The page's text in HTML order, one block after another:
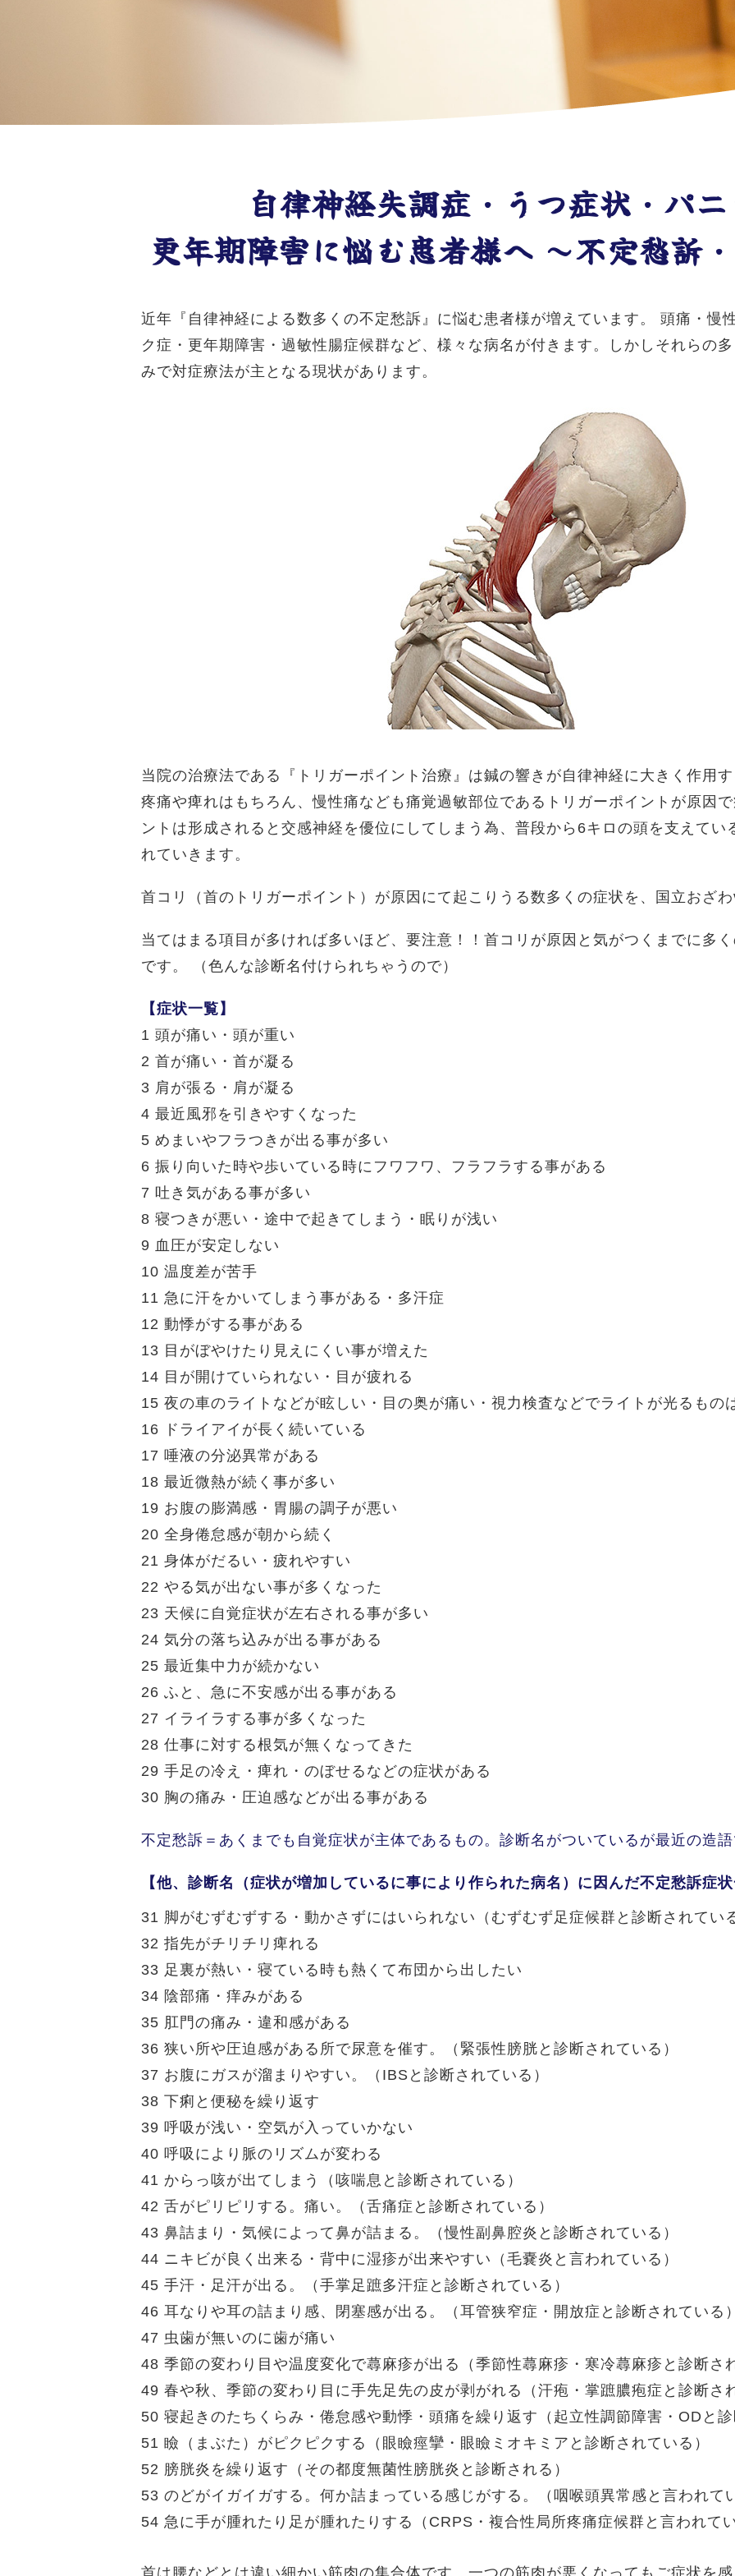
自律神経失調症・うつ症状・パニ
更年期障害に悩む患者様へ ～不定愁訴
近年『自律神経による数多くの不定愁訴』に悩む患者様が増えています。 頭痛・慢
ク症・更年期障害・過敏性腸症候群など、様々な病名が付きます。しかしそれらの
みで対症療法が主となる現状があります。
当院の治療法である『トリガーポイント治療』は鍼の響きが自律神経に大きく作用
疼痛や痺れはもちろん、慢性痛なども痛覚過敏部位であるトリガーポイントが原因
ントは形成されると交感神経を優位にしてしまう為、普段から6キロの頭を支えてい
れていきます。
首コリ（首のトリガーポイント）が原因にて起こりうる数多くの症状を、国立おざ
当てはまる項目が多ければ多いほど、要注意！！首コリが原因と気がつくまでに多
です。 （色んな診断名付けられちゃうので）
【症状一覧】
1 頭が痛い・頭が重い
2 首が痛い・首が凝る
3 肩が張る・肩が凝る
4 最近風邪を引きやすくなった
5 めまいやフラつきが出る事が多い
6 振り向いた時や歩いている時にフワフワ、フラフラする事がある
7 吐き気がある事が多い
8 寝つきが悪い・途中で起きてしまう・眠りが浅い
9 血圧が安定しない
10 温度差が苦手
11 急に汗をかいてしまう事がある・多汗症
12 動悸がする事がある
13 目がぼやけたり見えにくい事が増えた
14 目が開けていられない・目が疲れる
15 夜の車のライトなどが眩しい・目の奥が痛い・視力検査などでライトが光るもの
16 ドライアイが長く続いている
17 唾液の分泌異常がある
18 最近微熱が続く事が多い
19 お腹の膨満感・胃腸の調子が悪い
20 全身倦怠感が朝から続く
21 身体がだるい・疲れやすい
22 やる気が出ない事が多くなった
23 天候に自覚症状が左右される事が多い
24 気分の落ち込みが出る事がある
25 最近集中力が続かない
26 ふと、急に不安感が出る事がある
27 イライラする事が多くなった
28 仕事に対する根気が無くなってきた
29 手足の冷え・痺れ・のぼせるなどの症状がある
30 胸の痛み・圧迫感などが出る事がある
不定愁訴＝あくまでも自覚症状が主体であるもの。診断名がついているが最近の造語
【他、診断名（症状が増加しているに事により作られた病名）に因んだ不定愁訴症状
31 脚がむずむずする・動かさずにはいられない（むずむず足症候群と診断されてい
32 指先がチリチリ痺れる
33 足裏が熱い・寝ている時も熱くて布団から出したい
34 陰部痛・痒みがある
35 肛門の痛み・違和感がある
36 狭い所や圧迫感がある所で尿意を催す。（緊張性膀胱と診断されている）
37 お腹にガスが溜まりやすい。（IBSと診断されている）
38 下痢と便秘を繰り返す
39 呼吸が浅い・空気が入っていかない
40 呼吸により脈のリズムが変わる
41 からっ咳が出てしまう（咳喘息と診断されている）
42 舌がピリピリする。痛い。（舌痛症と診断されている）
43 鼻詰まり・気候によって鼻が詰まる。（慢性副鼻腔炎と診断されている）
44 ニキビが良く出来る・背中に湿疹が出来やすい（毛嚢炎と言われている）
45 手汗・足汗が出る。（手掌足蹠多汗症と診断されている）
46 耳なりや耳の詰まり感、閉塞感が出る。（耳管狭窄症・開放症と診断されている）
47 虫歯が無いのに歯が痛い
48 季節の変わり目や温度変化で蕁麻疹が出る（季節性蕁麻疹・寒冷蕁麻疹と診断さ
49 春や秋、季節の変わり目に手先足先の皮が剥がれる（汗疱・掌蹠膿疱症と診断さ
50 寝起きのたちくらみ・倦怠感や動悸・頭痛を繰り返す（起立性調節障害・ODと診
51 瞼（まぶた）がピクピクする（眼瞼痙攣・眼瞼ミオキミアと診断されている）
52 膀胱炎を繰り返す（その都度無菌性膀胱炎と診断される）
53 のどがイガイガする。何か詰まっている感じがする。（咽喉頭異常感と言われて
54 急に手が腫れたり足が腫れたりする（CRPS・複合性局所疼痛症候群と言われてい
首は腰などとは違い細かい筋肉の集合体です。一つの筋肉が悪くなってもご症状を